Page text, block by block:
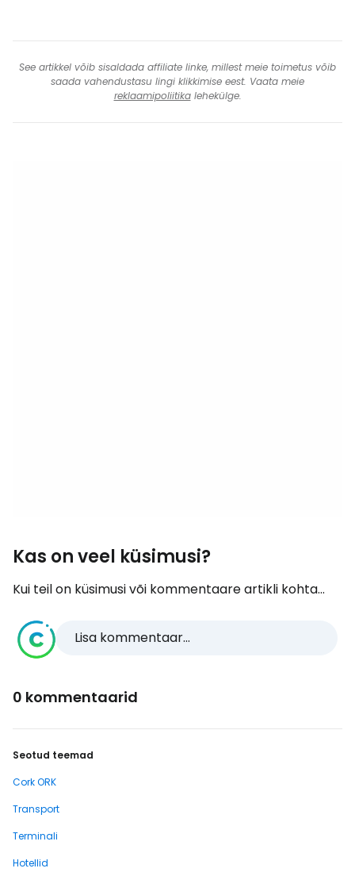
See artikkel võib sisaldada affiliate linke, millest meie toimetus võib
saada vahendustasu lingi klikkimise eest. Vaata meie
reklaamipoliitikalehekülge.
Kas on veel küsimusi?
Kui teil on küsimusi või kommentaare artikli kohta...
Lisa kommentaar...
0 kommentaarid
Seotud teemad
Cork ORK
Transport
Terminali
Hotellid